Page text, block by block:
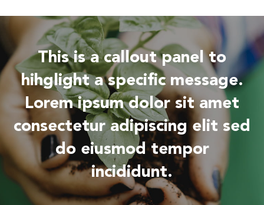
This is a callout panel to
hihglight a specific message.
Lorem ipsum dolor sit amet
consectetur adipiscing elit sed
do eiusmod tempor
incididunt.